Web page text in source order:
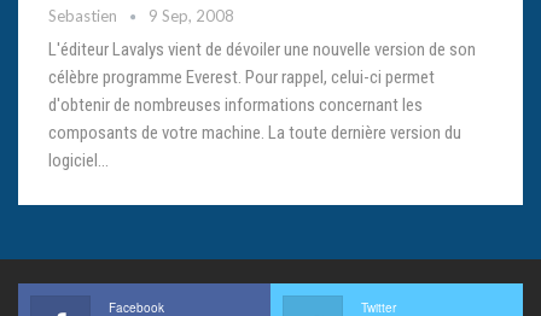
Sebastien 9 Sep, 2008
L'éditeur Lavalys vient de dévoiler une nouvelle version de son
célèbre programme Everest. Pour rappel, celui-ci permet
d'obtenir de nombreuses informations concernant les
composants de votre machine. La toute dernière version du
logiciel…
Facebook Twitter